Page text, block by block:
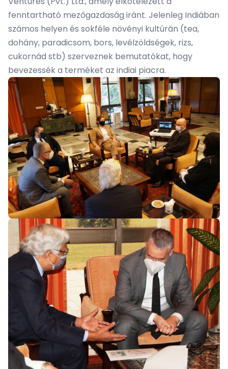
fenntartható mezőgazdaság iránt. Jelenleg Indiában
számos helyen és sokféle növényi kultúrán (tea,
dohány, paradicsom, bors, levélzöldségek, rizs,
cukornád stb) szerveznek bemutatókat, hogy
bevezessék a terméket az indiai piacra.